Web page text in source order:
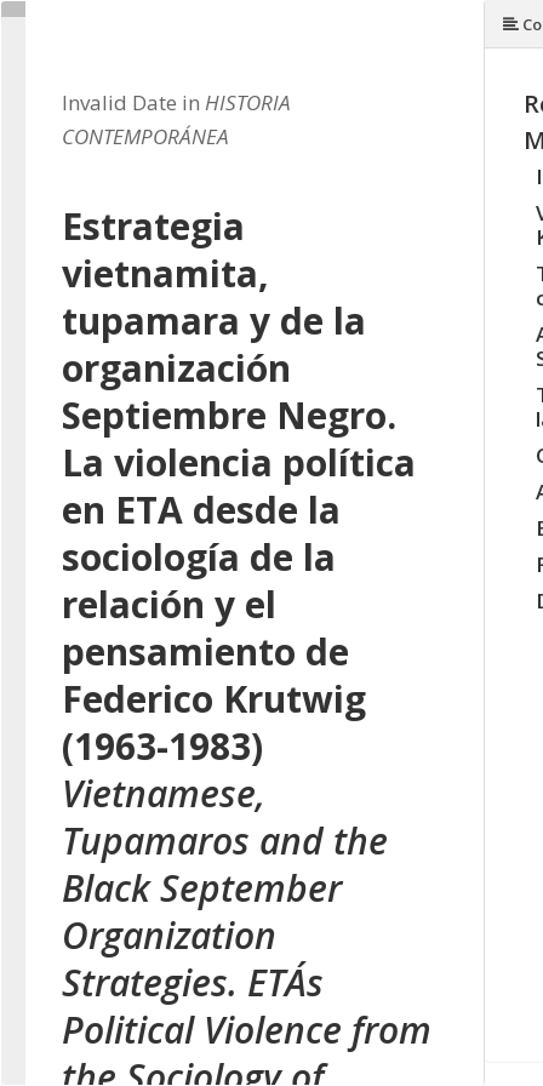
Invalid Date in HISTORIA
CONTEMPORÁNEA
Estrategia
vietnamita,
tupamara y de la
organización
Septiembre Negro.
La violencia política
en ETA desde la
sociología de la
relación y el
pensamiento de
Federico Krutwig
(1963-1983)
Vietnamese,
Tupamaros and the
Black September
Organization
Strategies. ETA´s
Political Violence from